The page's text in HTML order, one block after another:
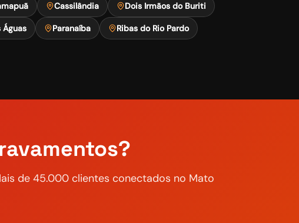
Cassilândia Dois Irmãos do Buriti
Águas Paranaíba Ribas do Rio Pardo
de 45.000 clientes conectados no Mato